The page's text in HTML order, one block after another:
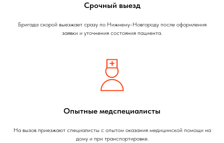
Срочный выезд
Бригада скорой выезжает сразу по Нижнему-Новгороду после оформления
заявки и уточнения состояния пациента.
Опытные медспециалисты
На вызов приезжают специалисты с опытом оказания медицинской помощи на
дому и при транспортировке.